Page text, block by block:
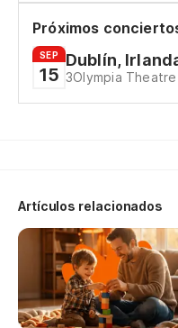
Próximos
SEP
15
Dublín,
3Olympia Theatre
Artículos relacionados